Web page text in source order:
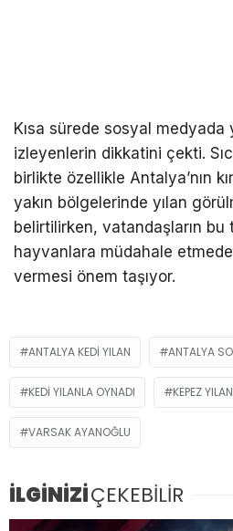
Kısa sürede sosyal medyada
izleyenlerin dikkatini çekti.
birlikte özellikle Antalya’nın
yakın bölgelerinde yılan
belirtilirken, vatandaşların bu
hayvanlara müdahale
vermesi önem taşıyor.
ANTALYA KEDI YILAN ANTALYA
KEDI YILANLA OYNADI KEPEZ
VARSAK AYANOĞLU
İLGİNİZİÇEKEBİLİR